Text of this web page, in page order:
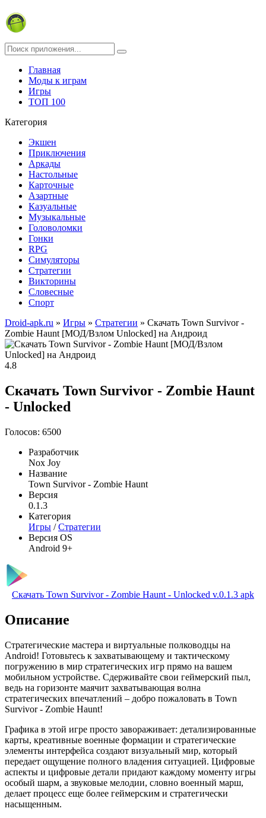
Главная
Моды к играм
Игры
ТОП 100
Категория
Экшен
Приключения
Аркады
Настольные
Карточные
Азартные
Казуальные
Музыкальные
Головоломки
Гонки
RPG
Симуляторы
Стратегии
Викторины
Словесные
Спорт
Droid-apk.ru » Игры » Стратегии » Скачать Town Survivor -
Zombie Haunt [МОД/Взлом Unlocked] на Андроид
4.8
Скачать Town Survivor - Zombie Haunt
- Unlocked
Голосов: 6500
Разработчик
Nox Joy
Название
Town Survivor - Zombie Haunt
Версия
0.1.3
Категория
Игры /Стратегии
Версия OS
Android 9+
Скачать Town Survivor - Zombie Haunt - Unlocked v.0.1.3 apk
Описание
Стратегические мастера и виртуальные полководцы на
Android! Готовьтесь к захватывающему и тактическому
погружению в мир стратегических игр прямо на вашем
мобильном устройстве. Сдерживайте свои геймерский пыл,
ведь на горизонте маячит захватывающая волна
стратегических впечатлений – добро пожаловать в Town
Survivor - Zombie Haunt!
Графика в этой игре просто завораживает: детализированные
карты, креативные военные формации и стратегические
элементы интерфейса создают визуальный мир, который
передает ощущение полного владения ситуацией. Цифровые
аспекты и цифровые детали придают каждому моменту игры
особый шарм, а звуковые мелодии, словно военный марш,
делает процесс еще более геймерским и стратегически
насыщенным.